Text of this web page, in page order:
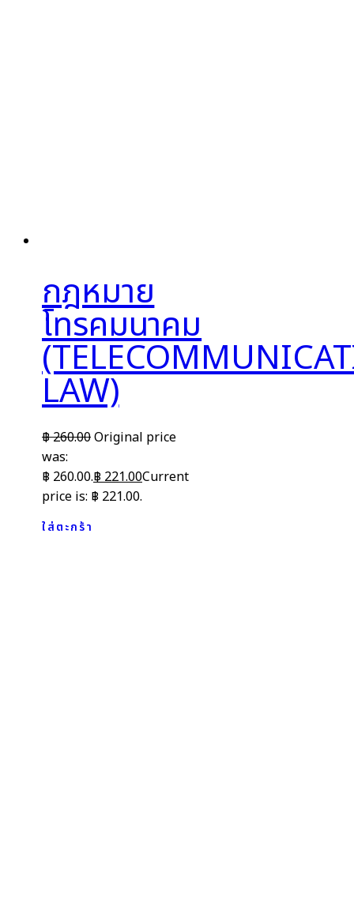
กฎหมาย
โทรคมนาคม
LAW)
฿260.00Original price
was:
฿ 260.00.฿ 221.00Current
price is: ฿ 221.00.
ใส่ตะกร้า